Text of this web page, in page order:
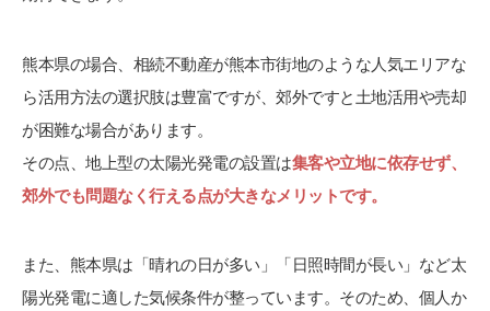
熊本県の場合、相続不動産が熊本市街地のような人気エリアな
ら活用方法の選択肢は豊富ですが、郊外ですと土地活用や売却
が困難な場合があります。
その点、地上型の太陽光発電の設置は集客や立地に依存せず、
郊外でも問題なく行える点が大きなメリットです。
また、熊本県は「晴れの日が多い」「日照時間が長い」など太
陽光発電に適した気候条件が整っています。そのため、個人か